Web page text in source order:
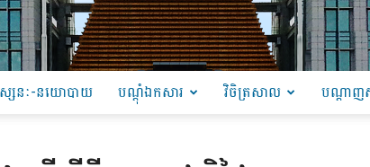
សនៈ-នយោបាយ បណ្ដុំឯកសារ វិចិត្រសាល បណ្តាញ